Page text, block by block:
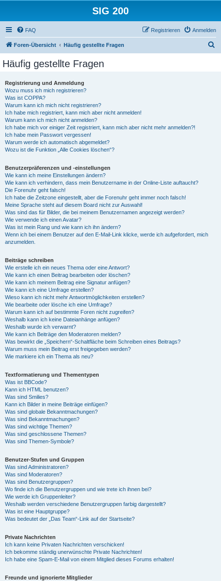
SIG 200
FAQ Anmelden
Registrieren
Foren-Übersicht Häufig gestellte Fragen
Häufig gestellte Fragen
Registrierung und Anmeldung
Wozu muss ich mich registrieren?
Was ist COPPA?
Warum kann ich mich nicht registrieren?
Ich habe mich registriert, kann mich aber nicht anmelden!
Warum kann ich mich nicht anmelden?
Ich habe mich vor einiger Zeit registriert, kann mich aber nicht mehr anmelden?!
Ich habe mein Passwort vergessen!
Warum werde ich automatisch abgemeldet?
Wozu ist die Funktion „Alle Cookies löschen“?
Benutzerpräferenzen und -einstellungen
Wie kann ich meine Einstellungen ändern?
Wie kann ich verhindern, dass mein Benutzername in der Online-Liste auftaucht?
Die Forenuhr geht falsch!
Ich habe die Zeitzone eingestellt, aber die Forenuhr geht immer noch falsch!
Meine Sprache steht auf diesem Board nicht zur Auswahl!
Was sind das für Bilder, die bei meinem Benutzernamen angezeigt werden?
Wie verwende ich einen Avatar?
Was ist mein Rang und wie kann ich ihn ändern?
Wenn ich bei einem Benutzer auf den E-Mail-Link klicke, werde ich aufgefordert, mich
anzumelden.
Beiträge schreiben
Wie erstelle ich ein neues Thema oder eine Antwort?
Wie kann ich einen Beitrag bearbeiten oder löschen?
Wie kann ich meinem Beitrag eine Signatur anfügen?
Wie kann ich eine Umfrage erstellen?
Wieso kann ich nicht mehr Antwortmöglichkeiten erstellen?
Wie bearbeite oder lösche ich eine Umfrage?
Warum kann ich auf bestimmte Foren nicht zugreifen?
Weshalb kann ich keine Dateianhänge anfügen?
Weshalb wurde ich verwarnt?
Wie kann ich Beiträge den Moderatoren melden?
Was bewirkt die „Speichern“-Schaltfläche beim Schreiben eines Beitrags?
Warum muss mein Beitrag erst freigegeben werden?
Wie markiere ich ein Thema als neu?
Textformatierung und Thementypen
Was ist BBCode?
Kann ich HTML benutzen?
Was sind Smilies?
Kann ich Bilder in meine Beiträge einfügen?
Was sind globale Bekanntmachungen?
Was sind Bekanntmachungen?
Was sind wichtige Themen?
Was sind geschlossene Themen?
Was sind Themen-Symbole?
Benutzer-Stufen und Gruppen
Was sind Administratoren?
Was sind Moderatoren?
Was sind Benutzergruppen?
Wo finde ich die Benutzergruppen und wie trete ich ihnen bei?
Wie werde ich Gruppenleiter?
Weshalb werden verschiedene Benutzergruppen farbig dargestellt?
Was ist eine Hauptgruppe?
Was bedeutet der „Das Team“-Link auf der Startseite?
Private Nachrichten
Ich kann keine Privaten Nachrichten verschicken!
Ich bekomme ständig unerwünschte Private Nachrichten!
Ich habe eine Spam-E-Mail von einem Mitglied dieses Forums erhalten!
Freunde und ignorierte Mitglieder